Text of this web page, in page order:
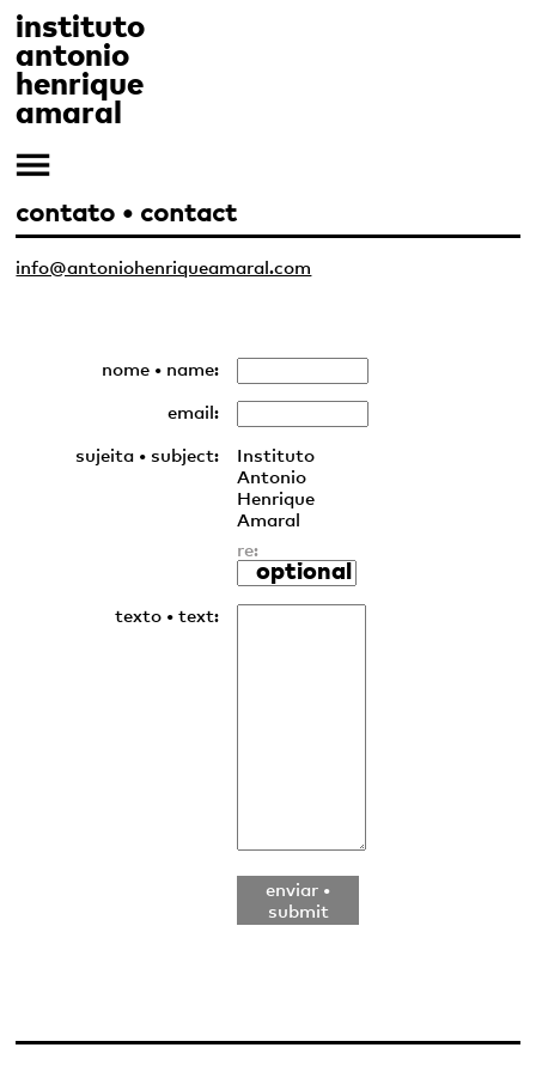
instituto
antonio
henrique
amaral
contato • contact
info@antoniohenriqueamaral.com
nome • name:
email:
sujeita • subject:
Instituto
Antonio
Henrique
Amaral
re:
texto • text:
enviar •
submit